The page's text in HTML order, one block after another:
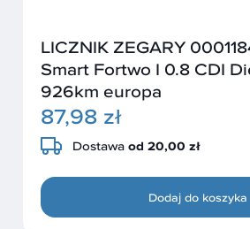
LICZNIK ZEGARY
Smart Fortwo I 0.8 CDI
926km europa
87,98 zł
Dostawa od 20,00 zł
Dodaj do koszyka